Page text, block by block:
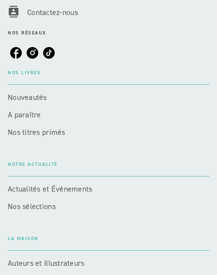
contacts Contactez-nous
NOS RÉSEAUX
NOS LIVRES
Nouveautés
A paraître
Nos titres primés
NOTRE ACTUALITÉ
Actualités et Événements
Nos sélections
LA MAISON
Auteurs et Illustrateurs